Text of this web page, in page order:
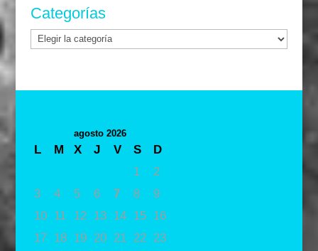
Categorías
Categorías
agosto 2026
L M X J V S
D
1
2
3
4 5 6 7 8
9
10
11 12 13 14 15
16
17
18 19 20 21 22
23